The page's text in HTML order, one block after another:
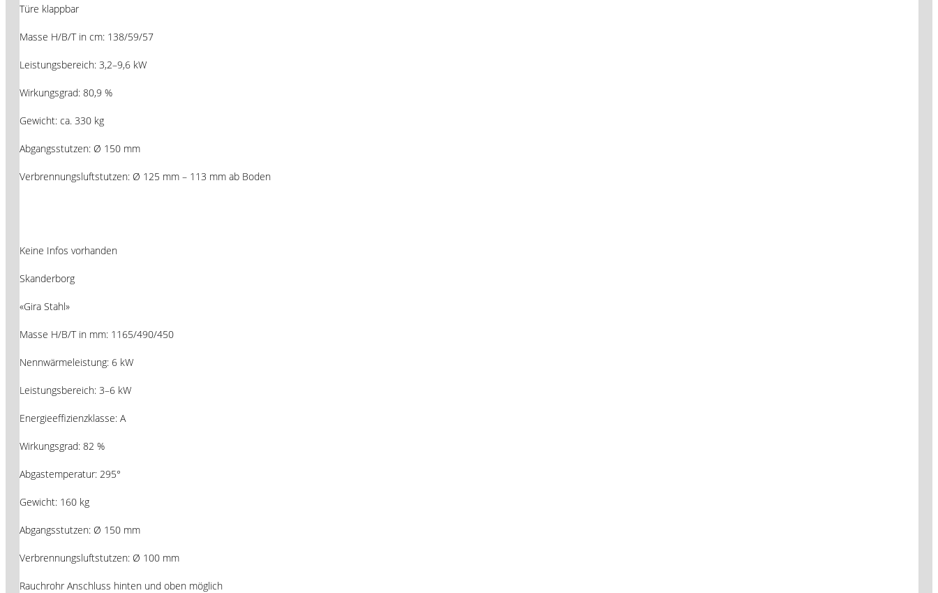
Türe klappbar
Masse H/B/T in cm: 138/59/57
Leistungsbereich: 3,2–9,6 kW
Wirkungsgrad: 80,9 %
Gewicht: ca. 330 kg
Abgangsstutzen: Ø 150 mm
Verbrennungsluftstutzen: Ø 125 mm – 113 mm ab Boden
Keine Infos vorhanden
Skanderborg
«Gira Stahl»
Masse H/B/T in mm: 1165/490/450
Nennwärmeleistung: 6 kW
Leistungsbereich: 3–6 kW
Energieeffizienzklasse: A
Wirkungsgrad: 82 %
Abgastemperatur: 295°
Gewicht: 160 kg
Abgangsstutzen: Ø 150 mm
Verbrennungsluftstutzen: Ø 100 mm
Rauchrohr Anschluss hinten und oben möglich